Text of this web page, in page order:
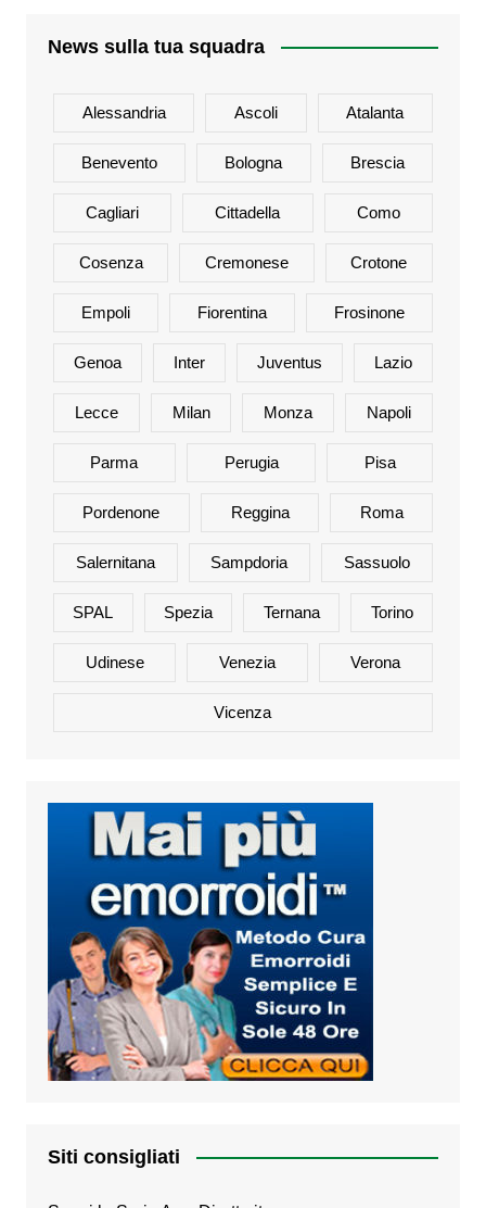
News sulla tua squadra
Alessandria Ascoli Atalanta
Benevento Bologna Brescia
Cagliari Cittadella Como
Cosenza Cremonese Crotone
Empoli Fiorentina Frosinone
Genoa Inter Juventus Lazio
Lecce Milan Monza Napoli
Parma Perugia Pisa
Pordenone Reggina Roma
Salernitana Sampdoria Sassuolo
SPAL Spezia Ternana Torino
Udinese Venezia Verona
Vicenza
Siti consigliati